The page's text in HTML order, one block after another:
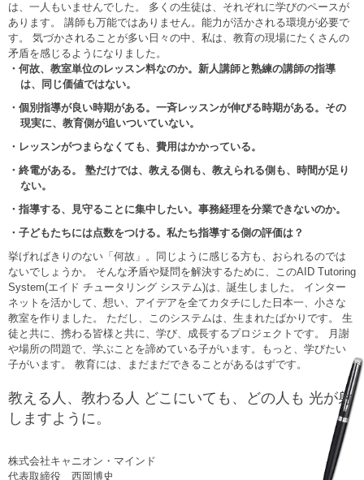
は、一人もいませんでした。 多くの生徒は、それぞれに学びのペースが
あります。 講師も万能ではありません。能力が活かされる環境が必要で
す。 気づかされることが多い日々の中、私は、教育の現場にたくさんの
矛盾を感じるようになりました。
・何故、教室単位のレッスン料なのか。新人講師と熟練の講師の指導
は、同じ価値ではない。
・個別指導が良い時期がある。一斉レッスンが伸びる時期がある。その
現実に、教育側が追いついていない。
・レッスンがつまらなくても、費用はかかっている。
・終電がある。 塾だけでは、教える側も、教えられる側も、時間が足り
ない。
・指導する、見守ることに集中したい。事務経理を分業できないのか。
・子どもたちには点数をつける。私たち指導する側の評価は？
挙げればきりのない「何故」。同じように感じる方も、おられるのでは
ないでしょうか。 そんな矛盾や疑問を解決するために、このAID Tutoring
System(エイド チュータリング システム)は、誕生しました。 インター
ネットを活かして、想い、アイデアを全てカタチにした日本一、小さな
教室を作りました。 ただし、このシステムは、生まれたばかりです。 生
徒と共に、携わる皆様と共に、学び、成長するプロジェクトです。 月謝
や場所の問題で、学ぶことを諦めている子がいます。もっと、学びたい
子がいます。 教育には、まだまだできることがあるはずです。
教える人、教わる人 どこにいても、どの人も 光が射
しますように。
株式会社キャニオン・マインド
代表取締役 西岡博史